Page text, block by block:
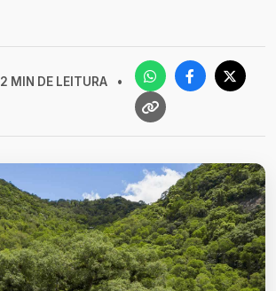
2 MIN DE LEITURA
•